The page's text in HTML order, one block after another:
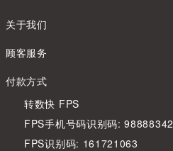
关于我们
顾客服务
付款方式
转数快 FPS
FPS手机号码识别码: 98888342
FPS识别码: 161721063